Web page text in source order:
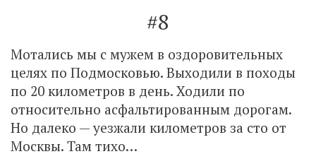
#8
Мотались мы с мужем в оздоровительных
целях по Подмосковью. Выходили в походы
по 20 километров в день. Ходили по
относительно асфальтированным дорогам.
Но далеко — уезжали километров за сто от
Москвы. Там тихо…